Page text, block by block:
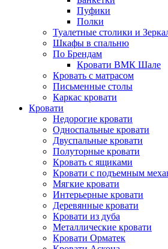
Пуфики
Полки
Туалетные столики и
Шкафы в спальню
По Брендам
Кровати ВМК Шале
Кровать с матрасом
Письменные столы
Каркас кровати
Кровати
Недорогие кровати
Односпальные кровати
Двуспальные кровати
Полуторные кровати
Кровать с ящиками
Кровати с подъемным
Мягкие кровати
Интерьерные кровати
Деревянные кровати
Кровати из дуба
Металлические кровати
Кровати Орматек